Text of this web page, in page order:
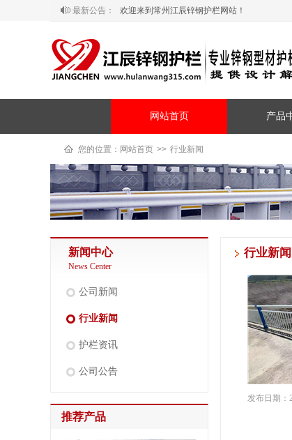
最新公告： 欢迎来到常州江辰锌钢护栏网站！
网站首页 产品
您的位置： 网站首页 >> 行业新闻
新闻中心
News Center
公司新闻
行业新闻
护栏资讯
公司公告
推荐产品
行业新闻
发布日期：